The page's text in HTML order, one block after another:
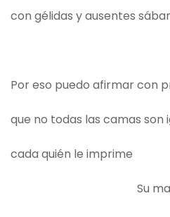
con gélidas y ausentes
Por eso puedo afirmar con
que no todas las camas son
cada quién le imprime
Su matiz